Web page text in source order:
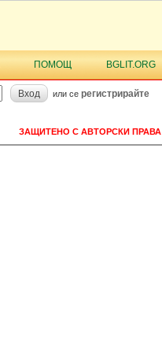
ПОМОЩ BGLIT.ORG
Вход или се регистрирайте
ЗАЩИТЕНО С АВТОРСКИ ПРАВА